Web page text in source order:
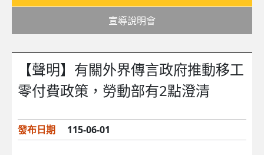
宣導說明會
【聲明】有關外界傳言政府推動移工
零付費政策，勞動部有2點澄清
發布日期 115-06-01